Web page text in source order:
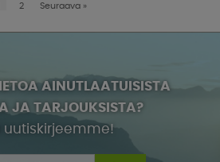
2 Seuraava »
AINUTLAATUISISTA
JA TARJOUKSISTA?
uutiskirjeemme!